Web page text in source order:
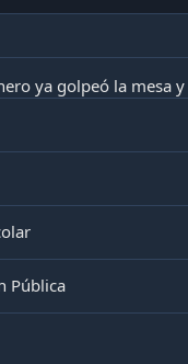
ya golpeó la mesa
Pública